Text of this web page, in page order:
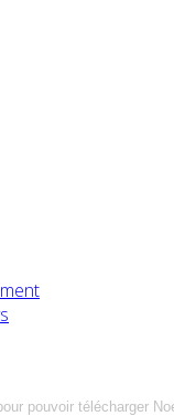
pouvoir télécharger